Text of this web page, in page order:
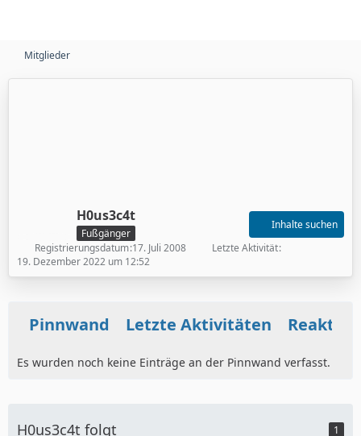
Mitglieder
H0us3c4t
Fußgänger
Inhalte suchen
Registrierungsdatum 17. Juli 2008
Letzte Aktivität
19. Dezember 2022 um 12:52
Pinnwand Letzte Aktivitäten
Es wurden noch keine Einträge an der Pinnwand verfasst.
H0us3c4t folgt 1